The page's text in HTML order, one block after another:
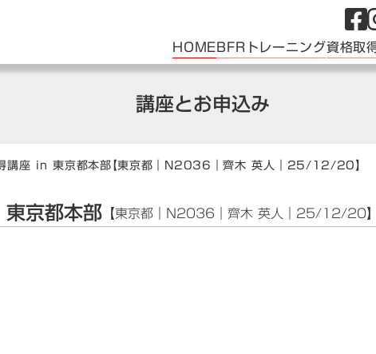
講座とお申込み
講座 in 東京都本部【東京都｜N2036｜齊木 英人｜25/12/20】
京都本部 【東京都｜N2036｜齊木 英人｜25/12/20】
HOMEBFRトレーニング資格取